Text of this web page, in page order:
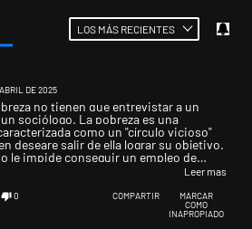
LOS MÁS RECIENTES
DE 2025
no tienen que entrevistar a un
sociólogo. La pobreza es una
como un "círculo vicioso"
deseare salir de ella lograr su objetivo.
le impide conseguir un empleo de
"peaje". Las horas que necesita trabajar
Su entorno se preocupará por "limar"
de superación. Cuando se enferme en el
Leer mas
0 COMPARTIR
MARCAR
COMO
INAPROPIADO